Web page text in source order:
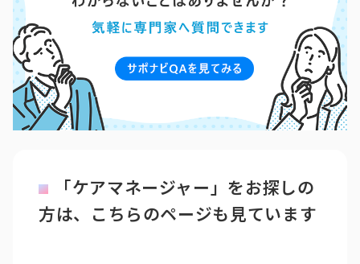
「ケアマネージャー」をお探しの
方は、こちらのページも見ています